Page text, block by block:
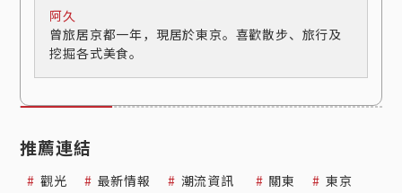
阿久
曾旅居京都一年，現居於東京。喜歡散步、旅行及
挖掘各式美食。
推薦連結
觀光 最新情報 潮流資訊 關東
東京